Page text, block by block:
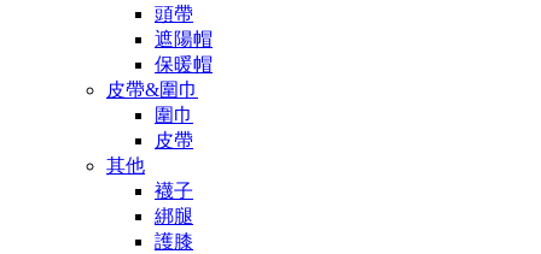
頭帶
遮陽帽
保暖帽
皮帶&圍巾
圍巾
皮帶
其他
襪子
綁腿
護膝